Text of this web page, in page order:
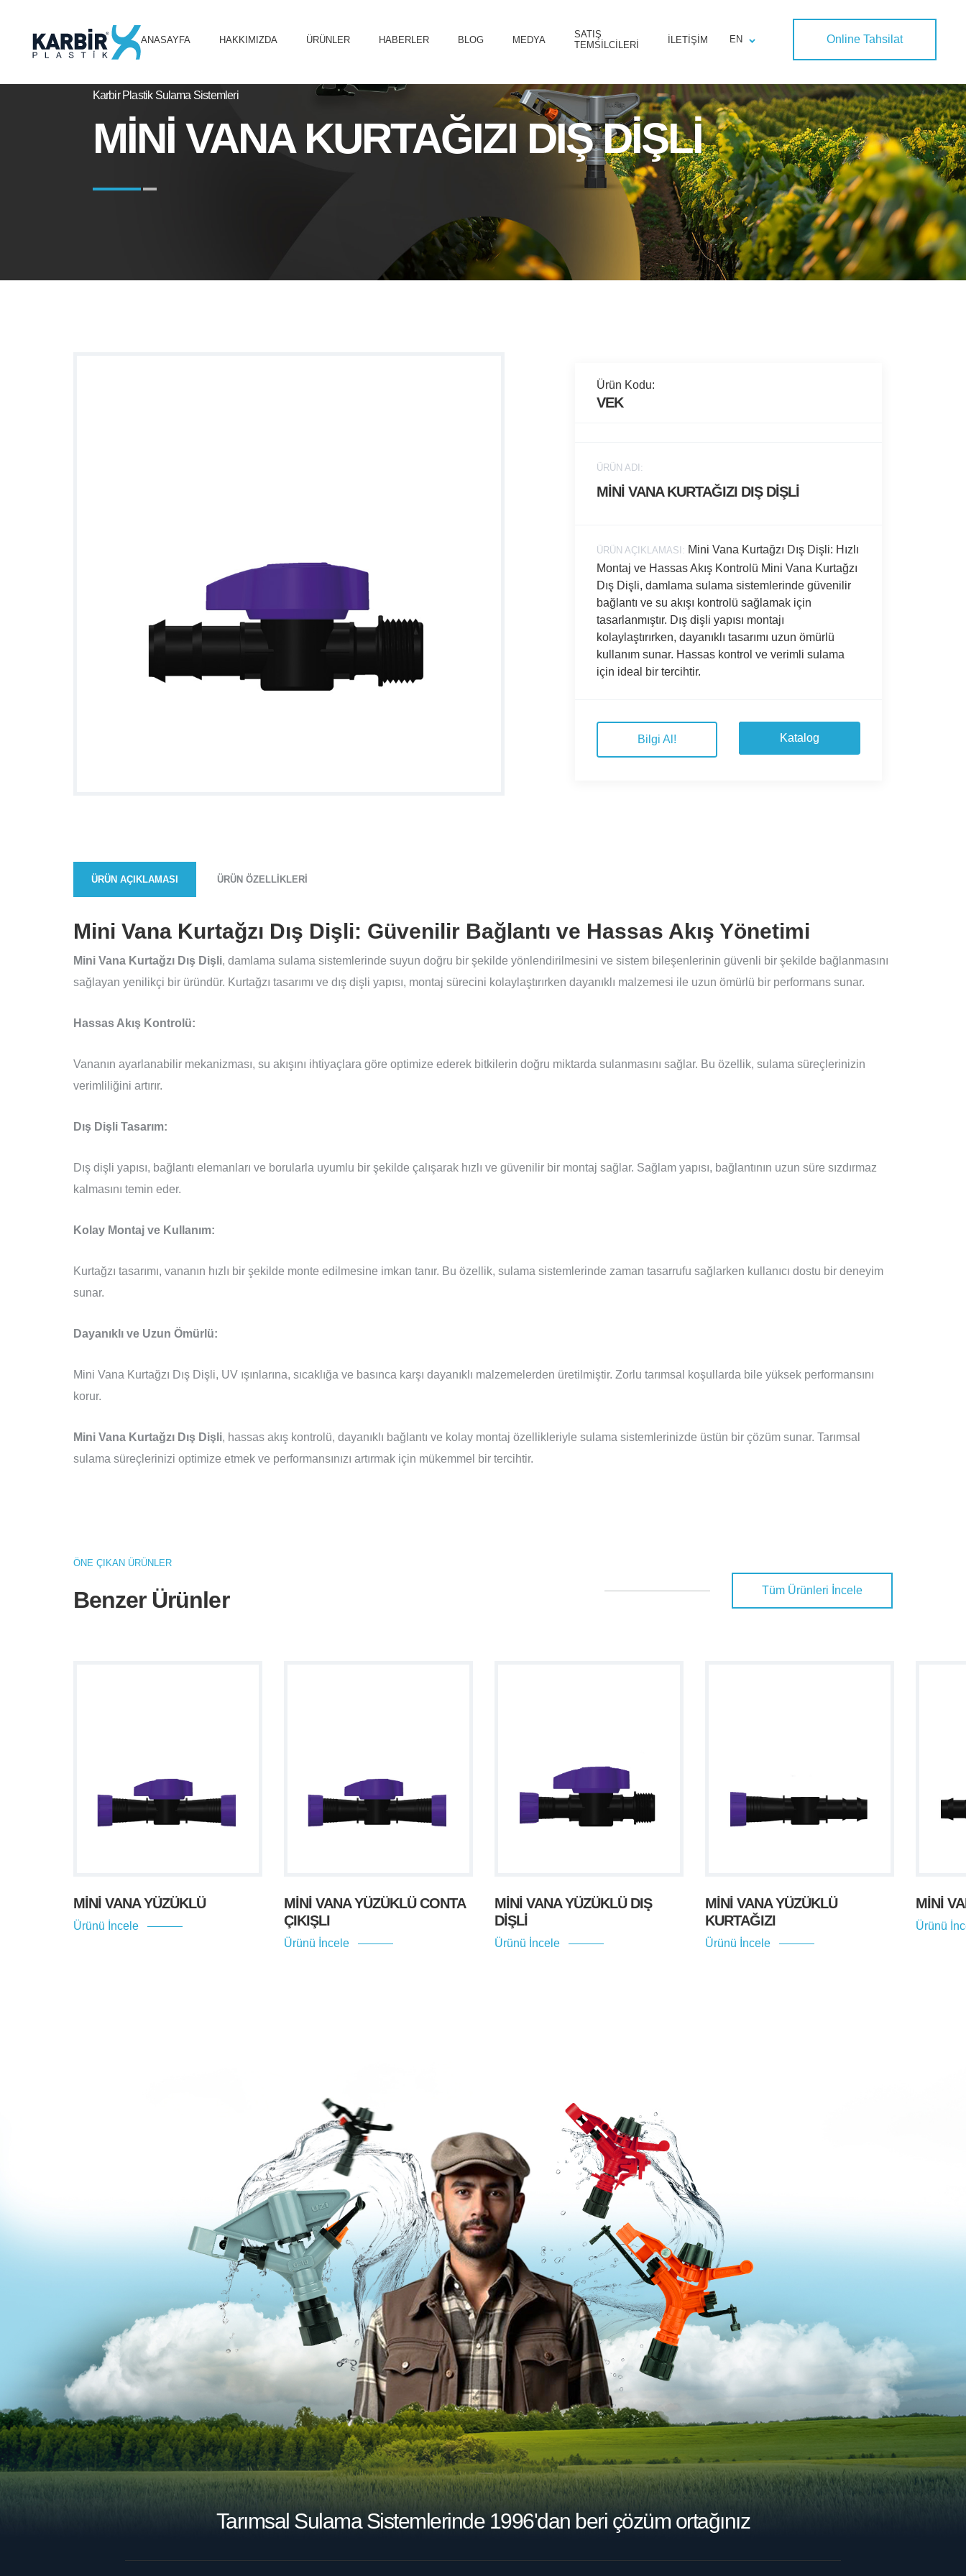
ANASAYFA HAKKIMIZDA ÜRÜNLER HABERLER BLOG MEDYA
SATIŞ
TEMSILCILERI
İLETIŞIM EN Online Tahsilat
Karbir Plastik Sulama Sistemleri
MİNİ VANA KURTAĞIZI DIŞ DİŞLİ
Ürün Kodu:
VEK
ÜRÜN ADI:
MİNİ VANA KURTAĞIZI DIŞ DİŞLİ
ÜRÜN AÇIKLAMASI: Mini Vana Kurtağzı Dış Dişli: Hızlı
Montaj ve Hassas Akış Kontrolü Mini Vana Kurtağzı
Dış Dişli, damlama sulama sistemlerinde güvenilir
bağlantı ve su akışı kontrolü sağlamak için
tasarlanmıştır. Dış dişli yapısı montajı
kolaylaştırırken, dayanıklı tasarımı uzun ömürlü
kullanım sunar. Hassas kontrol ve verimli sulama
için ideal bir tercihtir.
Bilgi Al! Katalog
ÜRÜN AÇIKLAMASI ÜRÜN ÖZELLIKLERI
Mini Vana Kurtağzı Dış Dişli: Güvenilir Bağlantı ve Hassas Akış Yönetimi
Mini Vana Kurtağzı Dış Dişli, damlama sulama sistemlerinde suyun doğru bir şekilde yönlendirilmesini ve sistem bileşenlerinin güvenli bir şekilde bağlanmasını
sağlayan yenilikçi bir üründür. Kurtağzı tasarımı ve dış dişli yapısı, montaj sürecini kolaylaştırırken dayanıklı malzemesi ile uzun ömürlü bir performans sunar.
Hassas Akış Kontrolü:
Vananın ayarlanabilir mekanizması, su akışını ihtiyaçlara göre optimize ederek bitkilerin doğru miktarda sulanmasını sağlar. Bu özellik, sulama süreçlerinizin
verimliliğini artırır.
Dış Dişli Tasarım:
Dış dişli yapısı, bağlantı elemanları ve borularla uyumlu bir şekilde çalışarak hızlı ve güvenilir bir montaj sağlar. Sağlam yapısı, bağlantının uzun süre sızdırmaz
kalmasını temin eder.
Kolay Montaj ve Kullanım:
Kurtağzı tasarımı, vananın hızlı bir şekilde monte edilmesine imkan tanır. Bu özellik, sulama sistemlerinde zaman tasarrufu sağlarken kullanıcı dostu bir deneyim
sunar.
Dayanıklı ve Uzun Ömürlü:
Mini Vana Kurtağzı Dış Dişli, UV ışınlarına, sıcaklığa ve basınca karşı dayanıklı malzemelerden üretilmiştir. Zorlu tarımsal koşullarda bile yüksek performansını
korur.
Mini Vana Kurtağzı Dış Dişli, hassas akış kontrolü, dayanıklı bağlantı ve kolay montaj özellikleriyle sulama sistemlerinizde üstün bir çözüm sunar. Tarımsal
sulama süreçlerinizi optimize etmek ve performansınızı artırmak için mükemmel bir tercihtir.
ÖNE ÇIKAN ÜRÜNLER
Benzer Ürünler Tüm Ürünleri İncele
MİNİ VANA YÜZÜKLÜ
Ürünü İncele
MİNİ VANA YÜZÜKLÜ CONTA
ÇIKIŞLI
Ürünü İncele
MİNİ VANA YÜZÜKLÜ DIŞ
DİŞLİ
Ürünü İncele
MİNİ VANA YÜZÜKLÜ
KURTAĞIZI
Ürünü İncele
MİNİ
Ürünü
Tarımsal Sulama Sistemlerinde 1996'dan beri çözüm ortağınız